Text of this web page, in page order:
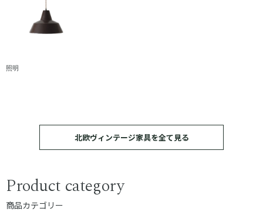
照明
北欧ヴィンテージ家具を全て見る
Product category
商品カテゴリー